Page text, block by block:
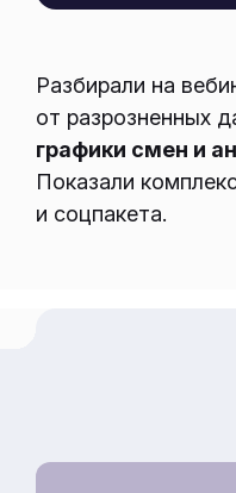
Разбирали на
от разрозненных
графики смен и
Показали
и соцпакета.